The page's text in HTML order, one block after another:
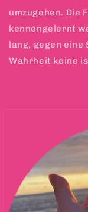
umzugehen. Die
kennengelernt
lang, gegen eine
Wahrheit keine